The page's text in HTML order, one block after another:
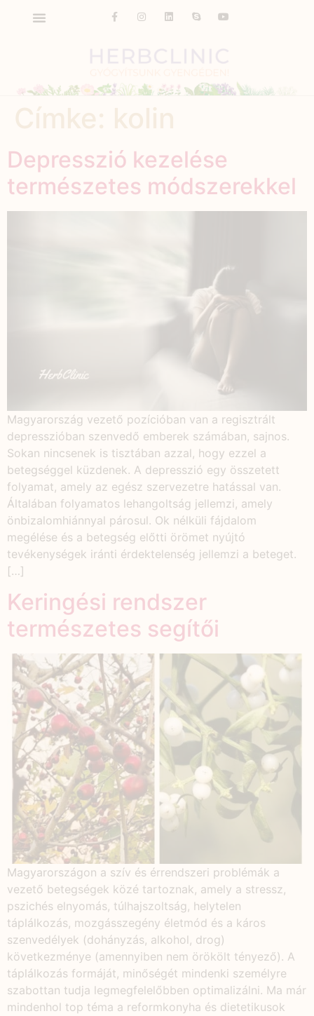
Depresszió kezelése
természetes módszerekkel
Magyarország vezető pozícióban van a regisztrált
depresszióban szenvedő emberek számában, sajnos.
Sokan nincsenek is tisztában azzal, hogy ezzel a
betegséggel küzdenek. A depresszió egy összetett
folyamat, amely az egész szervezetre hatással van.
Általában folyamatos lehangoltság jellemzi, amely
önbizalomhiánnyal párosul. Ok nélküli fájdalom
megélése és a betegség előtti örömet nyújtó
tevékenységek iránti érdektelenség jellemzi a beteget.
[…]
Keringési rendszer
természetes segítői
Magyarországon a szív és érrendszeri problémák a
vezető betegségek közé tartoznak, amely a stressz,
pszichés elnyomás, túlhajszoltság, helytelen
táplálkozás, mozgásszegény életmód és a káros
szenvedélyek (dohányzás, alkohol, drog)
következménye (amennyiben nem örökölt tényező). A
táplálkozás formáját, minőségét mindenki személyre
szabottan tudja legmegfelelőbben optimalizálni. Ma már
mindenhol top téma a reformkonyha és dietetikusok